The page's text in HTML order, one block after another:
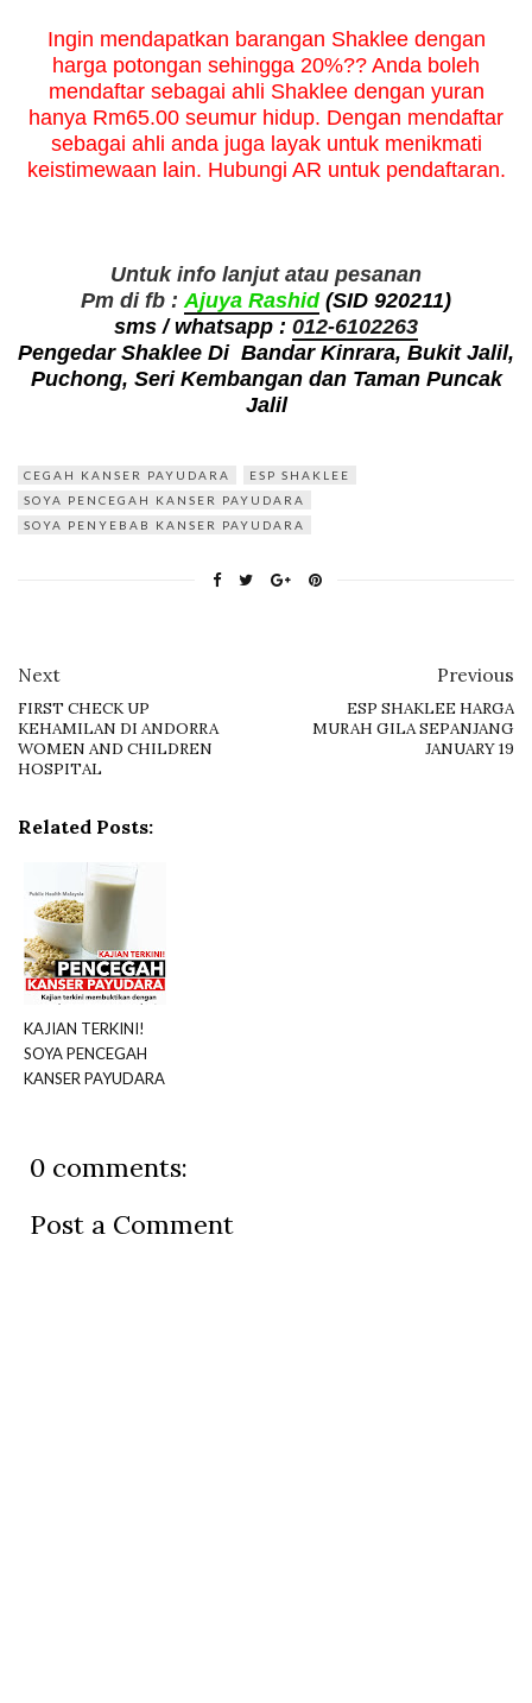
Ingin mendapatkan barangan Shaklee dengan
harga potongan sehingga 20%?? Anda boleh
mendaftar sebagai ahli Shaklee dengan yuran
hanya Rm65.00 seumur hidup. Dengan mendaftar
sebagai ahli anda juga layak untuk menikmati
keistimewaan lain. Hubungi AR untuk pendaftaran.
Untuk info lanjut atau pesanan
Pm di fb : Ajuya Rashid (SID 920211)
sms / whatsapp : 012-6102263
Pengedar Shaklee Di Bandar Kinrara, Bukit Jalil,
Puchong, Seri Kembangan dan Taman Puncak
Jalil
CEGAH KANSER PAYUDARA
ESP SHAKLEE
SOYA PENCEGAH KANSER PAYUDARA
SOYA PENYEBAB KANSER PAYUDARA
Next
FIRST CHECK UP
KEHAMILAN DI ANDORRA
WOMEN AND CHILDREN
HOSPITAL
Previous
ESP SHAKLEE HARGA
MURAH GILA SEPANJANG
JANUARY 19
Related Posts:
KAJIAN TERKINI!
SOYA PENCEGAH
KANSER PAYUDARA
0 comments:
Post a Comment